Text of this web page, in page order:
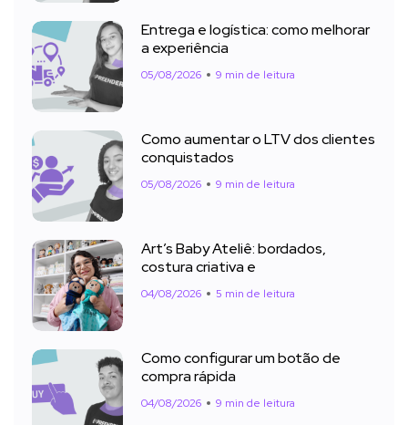
Entrega e logística: como melhorar
a experiência
05/08/2026 9 min de leitura
Como aumentar o LTV dos clientes
conquistados
05/08/2026 9 min de leitura
Art’s Baby Ateliê: bordados,
costura criativa e
04/08/2026 5 min de leitura
Como configurar um botão de
compra rápida
04/08/2026 9 min de leitura